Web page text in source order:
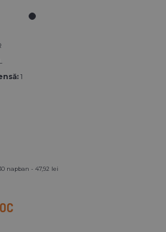
1
napban - 47,92 lei